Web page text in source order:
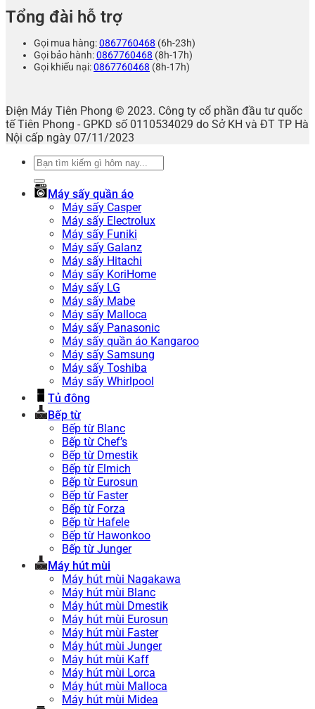
Tổng đài hỗ trợ
Gọi mua hàng:0867760468 (6h-23h)
Gọi bảo hành:0867760468 (8h-17h)
Gọi khiếu nại:0867760468 (8h-17h)
Điện Máy Tiên Phong © 2023. Công ty cổ phần đầu tư quốc
tế Tiên Phong - GPKD số 0110534029 do Sở KH và ĐT TP Hà
Nội cấp ngày 07/11/2023
Tìm
Máy sấy quần áo
Máy sấy Casper
Máy sấy Electrolux
Máy sấy Funiki
Máy sấy Galanz
Máy sấy Hitachi
Máy sấy KoriHome
Máy sấy LG
Máy sấy Mabe
Máy sấy Malloca
Máy sấy Panasonic
Máy sấy quần áo Kangaroo
Máy sấy Samsung
Máy sấy Toshiba
Máy sấy Whirlpool
Tủ đông
Bếp từ
Bếp từ Blanc
Bếp từ Chef’s
Bếp từ Dmestik
Bếp từ Elmich
Bếp từ Eurosun
Bếp từ Faster
Bếp từ Forza
Bếp từ Hafele
Bếp từ Hawonkoo
Bếp từ Junger
Máy hút mùi
Máy hút mùi Nagakawa
Máy hút mùi Blanc
Máy hút mùi Dmestik
Máy hút mùi Eurosun
Máy hút mùi Faster
Máy hút mùi Junger
Máy hút mùi Kaff
Máy hút mùi Lorca
Máy hút mùi Malloca
Máy hút mùi Midea